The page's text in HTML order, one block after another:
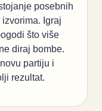
posebnih
Igraj
što više
diraj bombe.
partiju i
rezultat.